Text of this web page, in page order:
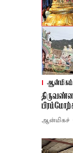
ஆன்மிகம்
ஆன்மிகச்